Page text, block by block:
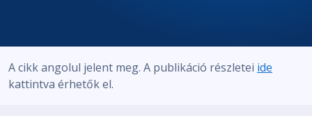
A cikk angolul jelent meg. A publikáció részletei ide
kattintva érhetők el.